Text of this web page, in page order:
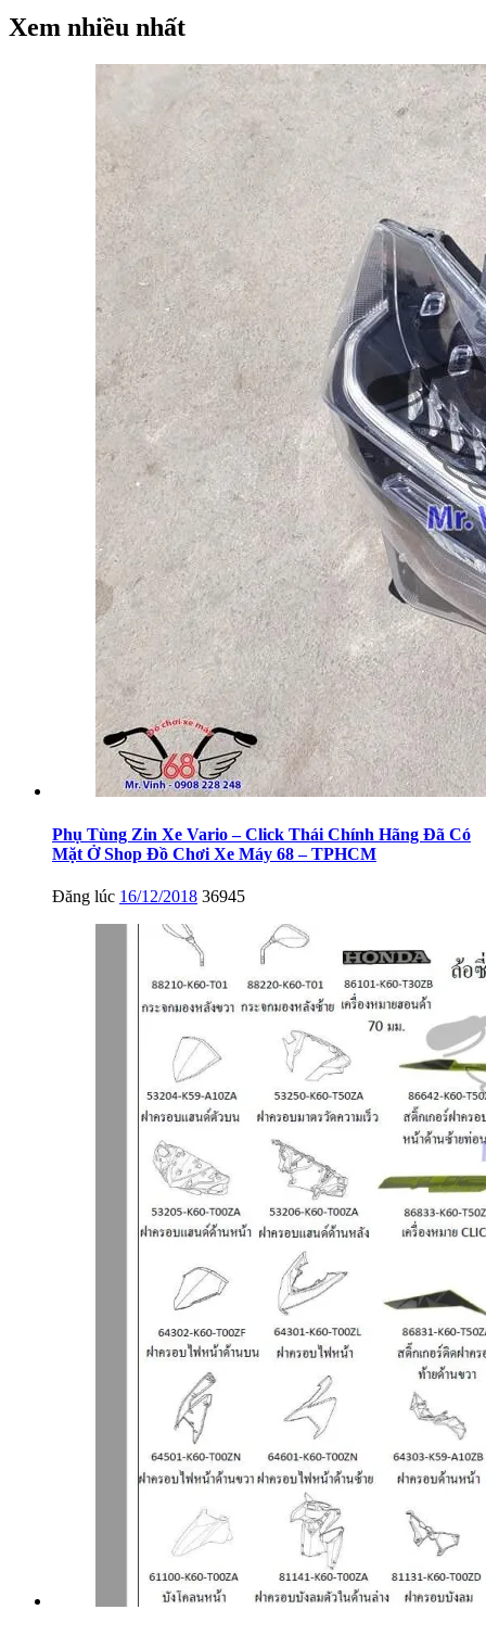
Xem nhiều nhất
Phụ Tùng Zin Xe Vario – Click Thái Chính Hãng Đã Có
Mặt Ở Shop Đồ Chơi Xe Máy 68 – TPHCM
Đăng lúc 16/12/2018 36945